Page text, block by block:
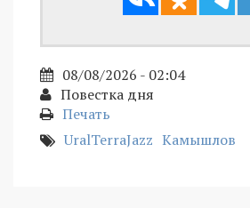
08/08/2026 - 02:04
Повестка дня
Печать
UralTerraJazz Камышлов